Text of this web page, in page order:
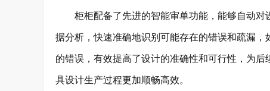
柜柜配备了先进的智能审单功能，能够自动对
据分析，快速准确地识别可能存在的错误和疏漏
的错误，有效提高了设计的准确性和可行性，为
具设计生产过程更加顺畅高效。